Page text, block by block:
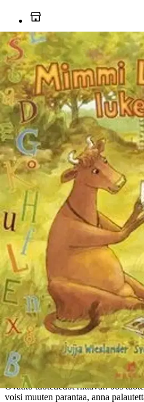
Tarkista
Ei saatavilla
Tuotekuvaus
On syksy, ja kaikki lehmät pysyvät
Lehmä, jolla on uusi harrastus: hän
on lumoutunut, sillä kirjoissa on
kaikki maailman tieto aivan silmän
tämä on naurettavaa, mutta sitten
Valloittava uutuustarina
ruotsalaissarjan vannoutuneet
Ominaisuudet
Oletko tyytyväinen
Ovatko tuotetiedot riittävät? Jos
voisi muuten parantaa, anna